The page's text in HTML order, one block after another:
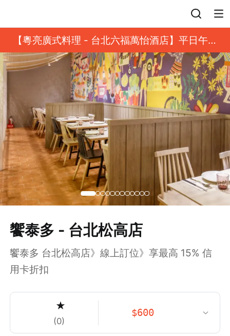
【粵亮廣式料理 - 台北六福萬怡酒店】平日午餐
8 折起｜靓港點套餐
饗泰多 - 台北松高店
饗泰多 台北松高店》線上訂位》享最高 15% 信
用卡折扣
★
(0)
$600